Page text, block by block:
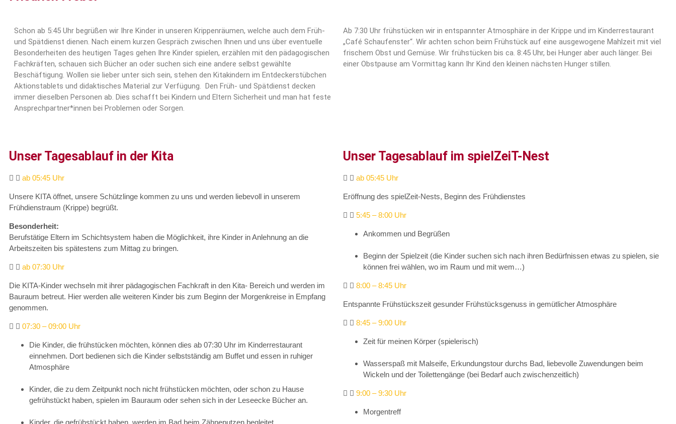
Schon ab 5:45 Uhr begrüßen wir Ihre Kinder in unseren Krippenräumen, welche auch dem Früh-
und Spätdienst dienen. Nach einem kurzen Gespräch zwischen Ihnen und uns über eventuelle
Besonderheiten des heutigen Tages gehen Ihre Kinder spielen, erzählen mit den pädagogischen
Fachkräften, schauen sich Bücher an oder suchen sich eine andere selbst gewählte
Beschäftigung. Wollen sie lieber unter sich sein, stehen den Kitakindern im Entdeckerstübchen
Aktionstablets und didaktisches Material zur Verfügung.
Den Früh- und Spätdienst decken
immer dieselben Personen ab. Dies schafft bei Kindern und Eltern Sicherheit und man hat feste
Ansprechpartner*innen bei Problemen oder Sorgen.
Ab 7:30 Uhr frühstücken wir in entspannter Atmosphäre in der Krippe und im Kinderrestaurant
„Café Schaufenster“. Wir achten schon beim Frühstück auf eine ausgewogene Mahlzeit mit viel
frischem Obst und Gemüse. Wir frühstücken bis ca. 8:45 Uhr, bei Hunger aber auch länger. Bei
einer Obstpause am Vormittag kann Ihr Kind den kleinen nächsten Hunger stillen.
Unser Tagesablauf in der Kita
ab 05:45 Uhr
Unsere KITA öffnet, unsere Schützlinge kommen zu uns und werden liebevoll in unserem
Frühdienstraum (Krippe) begrüßt.
Besonderheit:
Berufstätige Eltern im Schichtsystem haben die Möglichkeit, ihre Kinder in Anlehnung an die
Arbeitszeiten bis spätestens zum Mittag zu bringen.
ab 07:30 Uhr
Die KITA-Kinder wechseln mit ihrer pädagogischen Fachkraft in den Kita- Bereich und werden im
Bauraum betreut. Hier werden alle weiteren Kinder bis zum Beginn der Morgenkreise in Empfang
genommen.
07:30 – 09:00 Uhr
Die Kinder, die frühstücken möchten, können dies ab 07:30 Uhr im Kinderrestaurant
einnehmen. Dort bedienen sich die Kinder selbstständig am Buffet und essen in ruhiger
Atmosphäre
Kinder, die zu dem Zeitpunkt noch nicht frühstücken möchten, oder schon zu Hause
gefrühstückt haben, spielen im Bauraum oder sehen sich in der Leseecke Bücher an.
Unser Tagesablauf im spielZeiT-Nest
ab 05:45 Uhr
Eröffnung des spielZeit-Nests, Beginn des Frühdienstes
5:45 – 8:00 Uhr
Ankommen und Begrüßen
Beginn der Spielzeit (die Kinder suchen sich nach ihren Bedürfnissen etwas zu spielen, sie
können frei wählen, wo im Raum und mit wem…)
8:00 – 8:45 Uhr
Entspannte Frühstückszeit gesunder Frühstücksgenuss in gemütlicher Atmosphäre
8:45 – 9:00 Uhr
Zeit für meinen Körper (spielerisch)
Wasserspaß mit Malseife, Erkundungstour durchs Bad, liebevolle Zuwendungen beim
Wickeln und der Toilettengänge (bei Bedarf auch zwischenzeitlich)
9:00 – 9:30 Uhr
Morgentreff